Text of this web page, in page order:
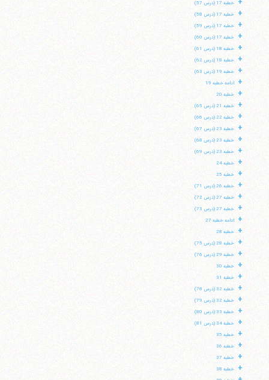
خطبه 17 (درس 57)
+ خطبه 17 (درس 58)
+ خطبه 17 (درس 59)
+ خطبه 17 (درس 60)
+ خطبه 18 (درس 61)
+ خطبه 18 (درس 62)
+ خطبه 19 (درس 63)
+ ادامه خطبه 19
+ خطبه 20
+ خطبه 21 (درس 65)
+ خطبه 22 (درس 66)
+ خطبه 23 (درس 67)
+ خطبه 23 (درس 68)
+ خطبه 23 (درس 69)
+ خطبه 24
+ خطبه 25
+ خطبه 26 (درس 71)
+ خطبه 27 (درس 72)
+ خطبه 27 (درس 73)
+ ادامه خطبه 27
+ خطبه 28
+ خطبه 28 (درس 75)
+ خطبه 29 (درس 76)
+ خطبه 30
+ خطبه 31
+ خطبه 32 (درس 78)
+ خطبه 32 (درس 79)
+ خطبه 33 (درس 80)
+ خطبه 34 (درس 81)
+ خطبه 35
+ خطبه 36
+ خطبه 37
+ خطبه 38